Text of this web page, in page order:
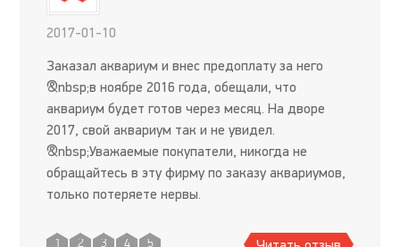
2017-01-10
Заказал аквариум и внес предоплату за него
&nbsp;в ноябре 2016 года, обещали, что
аквариум будет готов через месяц. На дворе
2017, свой аквариум так и не увидел.
&nbsp;Уважаемые покупатели, никогда не
обращайтесь в эту фирму по заказу аквариумов,
только потеряете нервы.
1 2 3 4 5